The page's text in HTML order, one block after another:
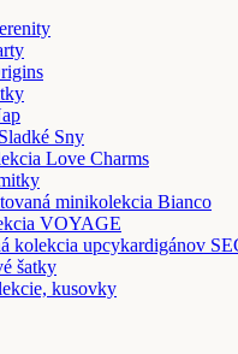
Sny
Love Charms
minikolekcia Bianco
VOYAGE
kolekcia upcykardigánov
šatky
kusovky